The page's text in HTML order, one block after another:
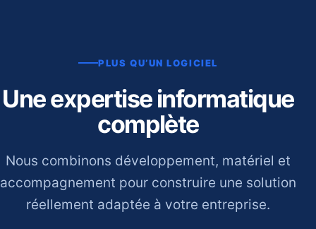
PLUS QU’UN LOGICIEL
Une expertise informatique
complète
Nous combinons développement, matériel et
accompagnement pour construire une solution
réellement adaptée à votre entreprise.